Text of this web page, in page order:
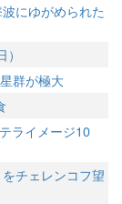
にゆがめられた
群が極大
ライメージ10
チェレンコフ望